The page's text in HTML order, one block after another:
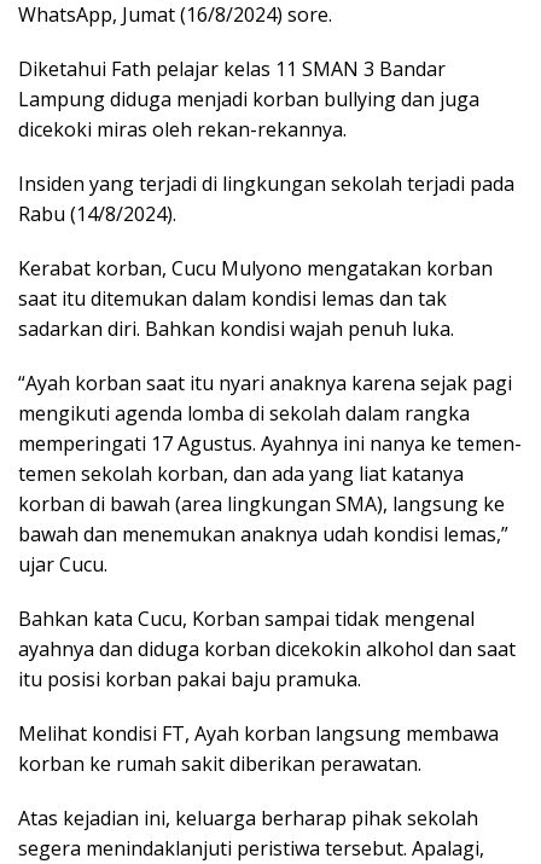
WhatsApp, Jumat (16/8/2024) sore.
Diketahui Fath pelajar kelas 11 SMAN 3 Bandar
Lampung diduga menjadi korban bullying dan juga
dicekoki miras oleh rekan-rekannya.
Insiden yang terjadi di lingkungan sekolah terjadi pada
Rabu (14/8/2024).
Kerabat korban, Cucu Mulyono mengatakan korban
saat itu ditemukan dalam kondisi lemas dan tak
sadarkan diri. Bahkan kondisi wajah penuh luka.
“Ayah korban saat itu nyari anaknya karena sejak pagi
mengikuti agenda lomba di sekolah dalam rangka
memperingati 17 Agustus. Ayahnya ini nanya ke temen-
temen sekolah korban, dan ada yang liat katanya
korban di bawah (area lingkungan SMA), langsung ke
bawah dan menemukan anaknya udah kondisi lemas,”
ujar Cucu.
Bahkan kata Cucu, Korban sampai tidak mengenal
ayahnya dan diduga korban dicekokin alkohol dan saat
itu posisi korban pakai baju pramuka.
Melihat kondisi FT, Ayah korban langsung membawa
korban ke rumah sakit diberikan perawatan.
Atas kejadian ini, keluarga berharap pihak sekolah
segera menindaklanjuti peristiwa tersebut. Apalagi,